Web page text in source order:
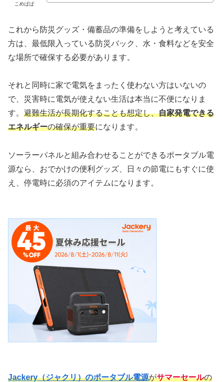
こめぱぱ
これから防災グッズ・備蓄品の準備をしようと考えている
方は、最低限入っている防災バック、水・食料などを安全
な場所で確保する必要があります。
それと同時に家で電気をまったく使わない方はいないの
で、災害時に電気が使えない生活は本当に不便になりま
す。 避難生活が長期化することも想定し、自家発電できる
エネルギーの確保が重要になります。
ソーラーパネルと組み合わせることができるポータブル電
源なら、おでかけの便利グッズ、日々の節電にもすぐに使
え、停電時に必須のアイテムになります。
Jackery（ジャクリ）のポータブル電源がサマーセールの